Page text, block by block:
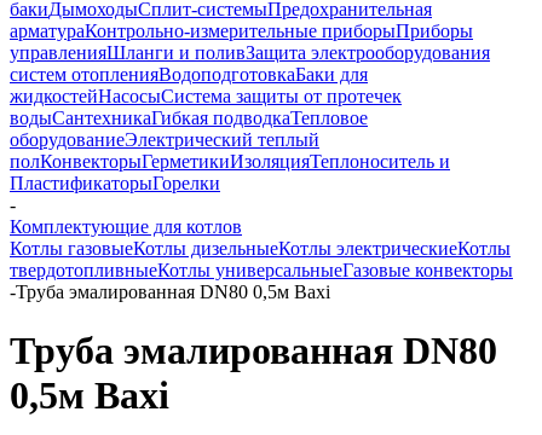
бакиДымоходыСплит-системыПредохранительная
арматураКонтрольно-измерительные приборыПриборы
управленияШланги и поливЗащита электрооборудования
систем отопленияВодоподготовкаБаки для
жидкостейНасосыСистема защиты от протечек
водыСантехникаГибкая подводкаТепловое
оборудованиеЭлектрический теплый
полКонвекторыГерметикиИзоляцияТеплоноситель и
ПластификаторыГорелки
-
Комплектующие для котлов
Котлы газовыеКотлы дизельныеКотлы электрическиеКотлы
твердотопливныеКотлы универсальныеГазовые конвекторы
-Труба эмалированная DN80 0,5м Baxi
Труба эмалированная DN80
0,5м Baxi